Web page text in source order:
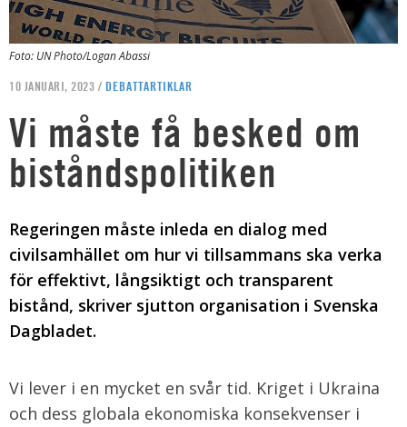
Foto: UN Photo/Logan Abassi
10 JANUARI, 2023 / DEBATTARTIKLAR
Vi måste få besked om
biståndspolitiken
Regeringen måste inleda en dialog med
civilsamhället om hur vi tillsammans ska verka
för effektivt, långsiktigt och transparent
bistånd, skriver sjutton organisation i Svenska
Dagbladet.
Vi lever i en mycket en svår tid. Kriget i Ukraina
och dess globala ekonomiska konsekvenser i